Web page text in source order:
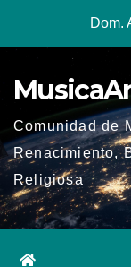
Dom.
Comunidad de
Renacimiento,
Religiosa